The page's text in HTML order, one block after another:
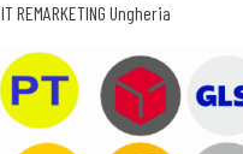
IT REMARKETING Ungheria